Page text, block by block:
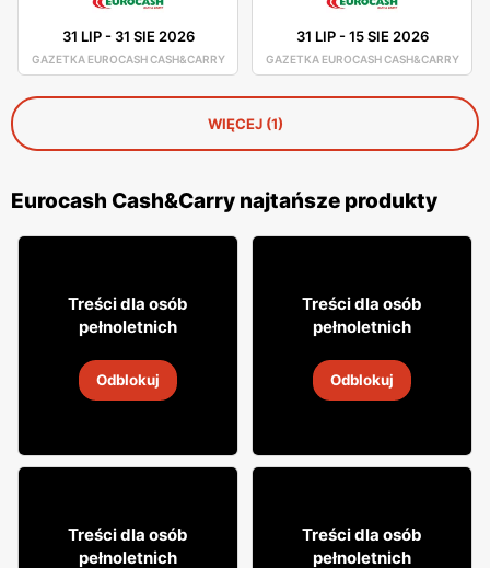
31 LIP- 31 SIE 2026
GAZETKA EUROCASH CASH&CARRY
31 LIP-15 SIE 2026
GAZETKA EUROCASH CASH&CARRY
WIĘCEJ (1)
Eurocash Cash&Carry najtańsze produkty
7595
31 sie 2026
Treści dla osób
pełnoletnich
Odblokuj
5140
31 sie 2026
Treści dla osób
pełnoletnich
Odblokuj
2559
Treści dla osób
pełnoletnich
3475
Treści dla osób
pełnoletnich